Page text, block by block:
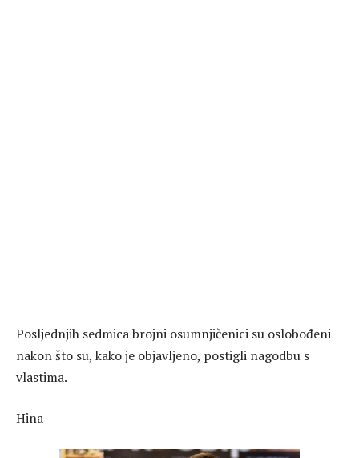
Posljednjih sedmica brojni osumnjičenici su oslobođeni
nakon što su, kako je objavljeno, postigli nagodbu s
vlastima.
Hina